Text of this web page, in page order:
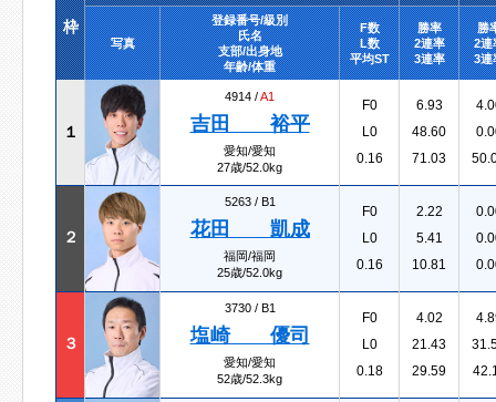
枠
写真
登録番号/級別
氏名
支部/出身地
年齢/体重
F数
L数
平均ST
勝率
2連率
3連率
勝
2連
3連
１
4914 /A1
吉田 裕平
愛知/愛知
27歳/52.0kg
F0
L0
0.16
6.93
48.60
71.03
２
5263 / B1
花田 凱成
福岡/福岡
25歳/52.0kg
F0
L0
0.16
2.22
5.41
10.81
３
3730 / B1
塩崎 優司
愛知/愛知
52歳/52.3kg
F0
L0
0.18
4.02
21.43
29.59